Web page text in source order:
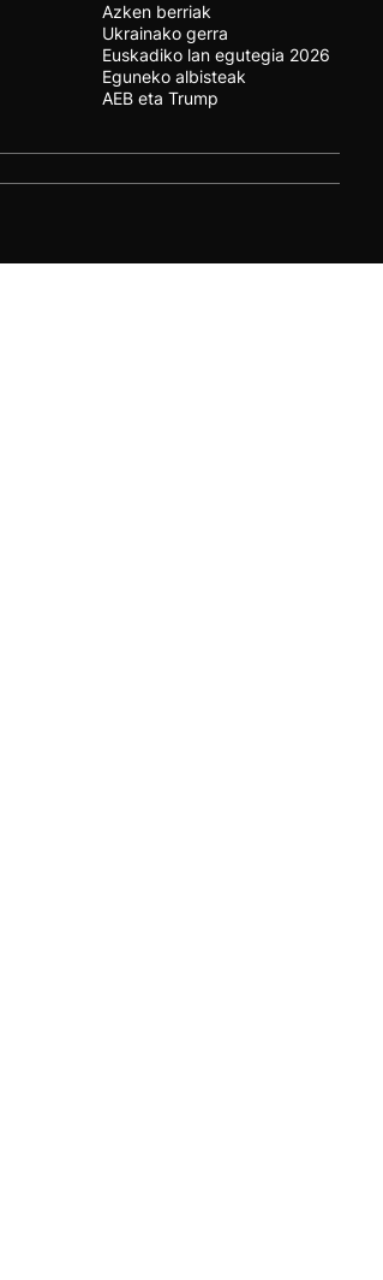
Azken berriak
Ukrainako gerra
Euskadiko lan egutegia 2026
Eguneko albisteak
AEB eta Trump